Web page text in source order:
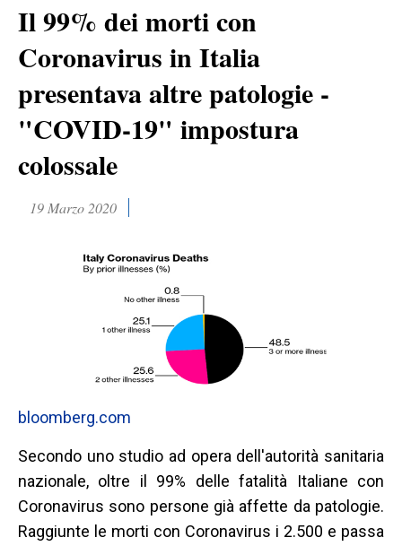
Il 99% dei morti con
Coronavirus in Italia
presentava altre patologie -
"COVID-19" impostura
colossale
19 Marzo 2020
bloomberg.com
Secondo uno studio ad opera dell'autorità sanitaria
nazionale, oltre il 99% delle fatalità Italiane con
Coronavirus sono persone già affette da patologie.
Raggiunte le morti con Coronavirus i 2.500 e passa